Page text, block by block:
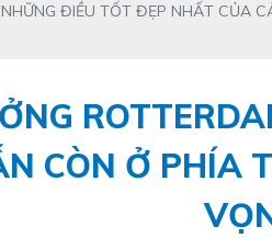
ĐIỀU TỐT ĐẸP NHẤT CỦA
CÒN Ở PHÍA